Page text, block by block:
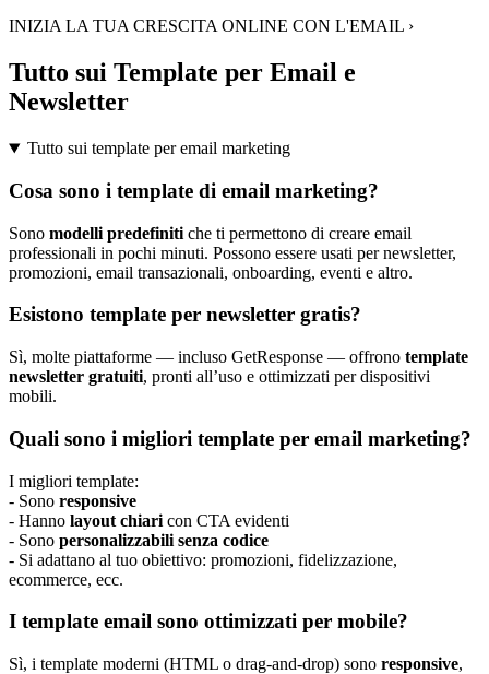
INIZIA LA TUA CRESCITA ONLINE CON L'EMAIL ›
Tutto sui Template per Email e
Newsletter
Tutto sui template per email marketing
Cosa sono i template di email marketing?
Sono modelli predefiniti che ti permettono di creare email
professionali in pochi minuti. Possono essere usati per newsletter,
promozioni, email transazionali, onboarding, eventi e altro.
Esistono template per newsletter gratis?
Sì, molte piattaforme — incluso GetResponse — offrono template
newsletter gratuiti, pronti all’uso e ottimizzati per dispositivi
mobili.
Quali sono i migliori template per email marketing?
I migliori template:
- Sono responsive
- Hanno layout chiari con CTA evidenti
- Sono personalizzabili senza codice
- Si adattano al tuo obiettivo: promozioni, fidelizzazione,
ecommerce, ecc.
I template email sono ottimizzati per mobile?
Sì, i template moderni (HTML o drag-and-drop) sono responsive,